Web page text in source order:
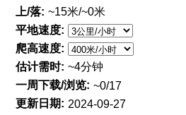
上/落: ~15米/~0米
平地速度:
爬高速度:
估计需时: ~4分钟
一周下载/浏览: ~0/17
更新日期: 2024-09-27